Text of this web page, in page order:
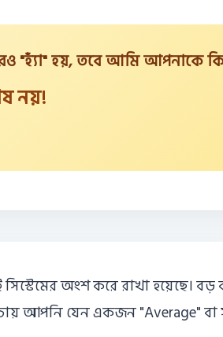
"হ্যাঁ" হয়, তবে আমি আপনাকে
নয়!
অংশ করে রাখা হয়েছে।
আপনি যেন একজন "Average" বা